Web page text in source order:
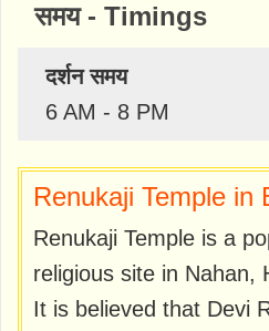
समय - Timings
दर्शन समय
6 AM - 8 PM
Renukaji Temple in
Renukaji Temple is a
religious site in Nahan,
It is believed that Devi